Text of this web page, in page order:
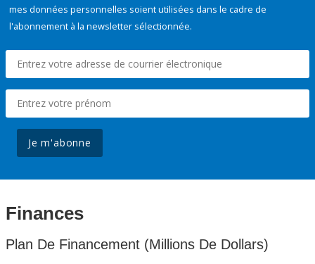
mes données personnelles soient utilisées dans le cadre de
l'abonnement à la newsletter sélectionnée.
Je m'abonne
Finances
Plan De Financement (Millions De Dollars)